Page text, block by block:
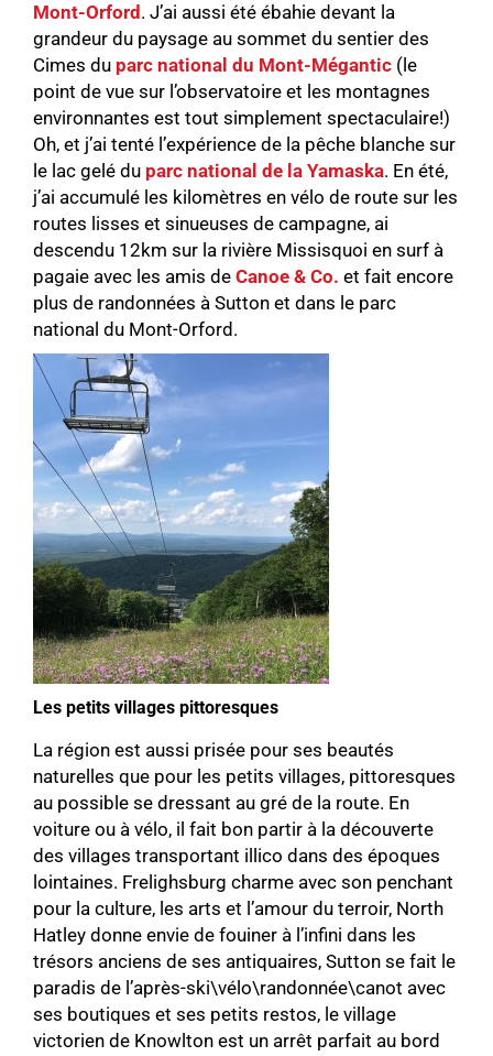
Mont-Orford . J’ai aussi été ébahie devant la
grandeur du paysage au sommet du sentier des
Cimes du parc national du Mont-Mégantic (le
point de vue sur l’observatoire et les montagnes
environnantes est tout simplement spectaculaire!)
Oh, et j’ai tenté l’expérience de la pêche blanche sur
le lac gelé du parc national de la Yamaska. En été,
j’ai accumulé les kilomètres en vélo de route sur les
routes lisses et sinueuses de campagne, ai
descendu 12km sur la rivière Missisquoi en surf à
pagaie avec les amis de Canoe & Co. et fait encore
plus de randonnées à Sutton et dans le parc
national du Mont-Orford.
Les petits villages pittoresques
La région est aussi prisée pour ses beautés
naturelles que pour les petits villages, pittoresques
au possible se dressant au gré de la route. En
voiture ou à vélo, il fait bon partir à la découverte
des villages transportant illico dans des époques
lointaines. Frelighsburg charme avec son penchant
pour la culture, les arts et l’amour du terroir, North
Hatley donne envie de fouiner à l’infini dans les
trésors anciens de ses antiquaires, Sutton se fait le
paradis de l’après-ski\vélo\randonnée\canot avec
ses boutiques et ses petits restos, le village
victorien de Knowlton est un arrêt parfait au bord